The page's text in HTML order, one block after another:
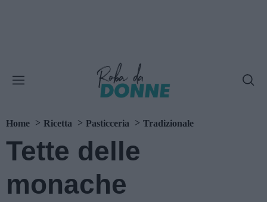
Home Ricetta Pasticceria Tradizionale
Tette delle
monache